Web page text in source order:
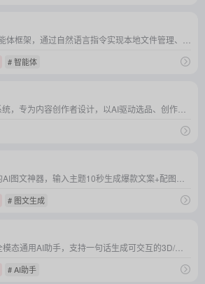
# 智能体
# 图文生成
# AI助手